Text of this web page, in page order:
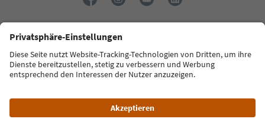
Sprache: Deutsch
FAQ Kontakt Presse MICE Datenschutzerklärung
Zugänglichkeitserklärung